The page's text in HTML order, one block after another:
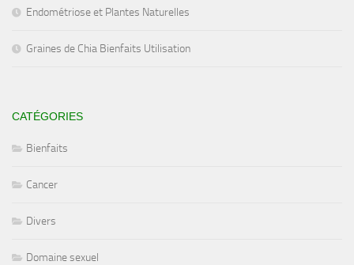
Endométriose et Plantes Naturelles
Graines de Chia Bienfaits Utilisation
CATÉGORIES
Bienfaits
Cancer
Divers
Domaine sexuel